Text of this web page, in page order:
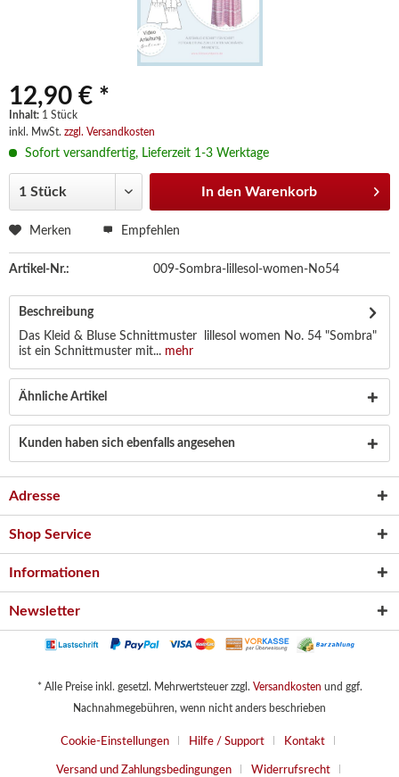
12,90 € *
Inhalt: 1 Stück
inkl. MwSt. zzgl. Versandkosten
Sofort versandfertig, Lieferzeit 1-3 Werktage
In den Warenkorb
Merken Empfehlen
Artikel-Nr.: 009-Sombra-lillesol-women-No54
Beschreibung
Das Kleid & Bluse Schnittmuster lillesol women No. 54 "Sombra"
ist ein Schnittmuster mit... mehr
Ähnliche Artikel
Kunden haben sich ebenfalls angesehen
Adresse
Shop Service
Informationen
Newsletter
* Alle Preise inkl. gesetzl. Mehrwertsteuer zzgl. Versandkosten und ggf.
Nachnahmegebühren, wenn nicht anders beschrieben
Cookie-Einstellungen Hilfe / Support Kontakt
Versand und Zahlungsbedingungen Widerrufsrecht